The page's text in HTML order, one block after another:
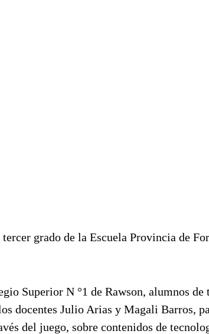
grado de la Escuela Provincia de
Superior N °1 de Rawson, alumnos
docentes Julio Arias y Magali Barros,
del juego, sobre contenidos de